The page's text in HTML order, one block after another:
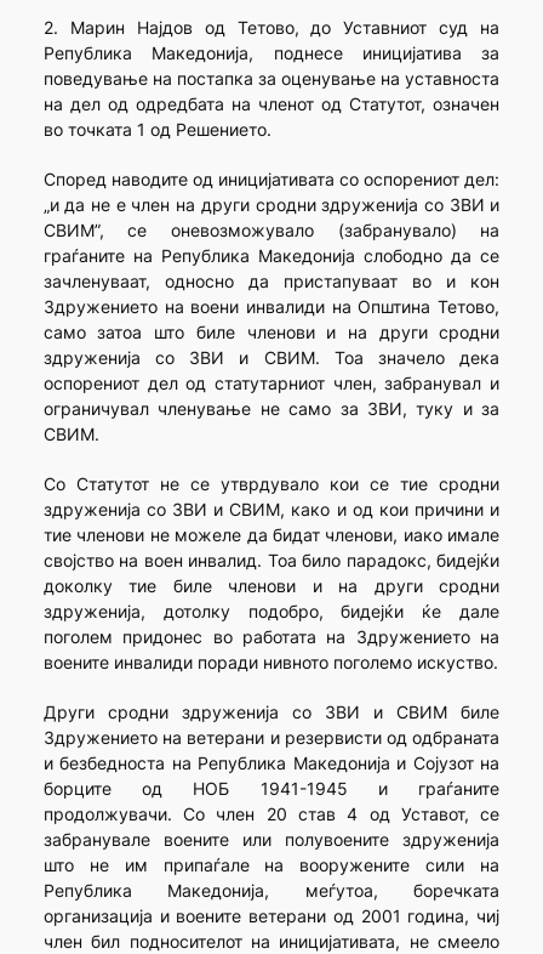
2. Марин Најдов од Тетово, до Уставниот суд на
Република Македонија, поднесе иницијатива за
поведување на постапка за оценување на уставноста
на дел од одредбата на членот од Статутот, означен
во точката 1 од Решението.
Според наводите од иницијативата со оспорениот дел:
„и да не е член на други сродни здруженија со ЗВИ и
СВИМ”, се оневозможувало (забранувало) на
граѓаните на Република Македонија слободно да се
зачленуваат, односно да пристапуваат во и кон
Здружението на воени инвалиди на Општина Тетово,
само затоа што биле членови и на други сродни
здруженија со ЗВИ и СВИМ. Тоа значело дека
оспорениот дел од статутарниот член, забранувал и
ограничувал членување не само за ЗВИ, туку и за
СВИМ.
Со Статутот не се утврдувало кои се тие сродни
здруженија со ЗВИ и СВИМ, како и од кои причини и
тие членови не можеле да бидат членови, иако имале
својство на воен инвалид. Тоа било парадокс, бидејќи
доколку тие биле членови и на други сродни
здруженија, дотолку подобро, бидејќи ќе дале
поголем придонес во работата на Здружението на
воените инвалиди поради нивното поголемо искуство.
Други сродни здруженија со ЗВИ и СВИМ биле
Здружението на ветерани и резервисти од одбраната
и безбедноста на Република Македонија и Сојузот на
борците од НОБ 1941-1945 и граѓаните
продолжувачи. Со член 20 став 4 од Уставот, се
забранувале воените или полувоените здруженија
што не им припаѓале на вооружените сили на
Република Македонија, меѓутоа, боречката
организација и воените ветерани од 2001 година, чиј
член бил подносителот на иницијативата, не смеело